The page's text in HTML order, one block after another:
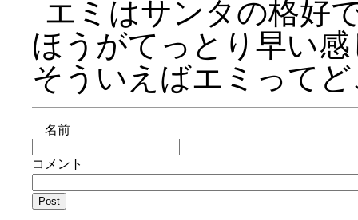
エミはサンタの格好
ほうがてっとり早い
そういえばエミって
名前
コメント